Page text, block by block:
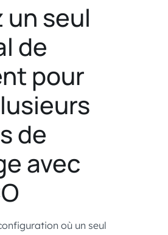
seul
de
pour
de
avec
où un seul